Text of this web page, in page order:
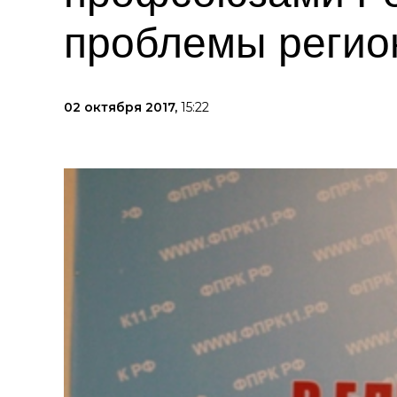
проблемы
02 октября 2017, 15:22